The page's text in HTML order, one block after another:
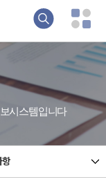
시스템입니다
항